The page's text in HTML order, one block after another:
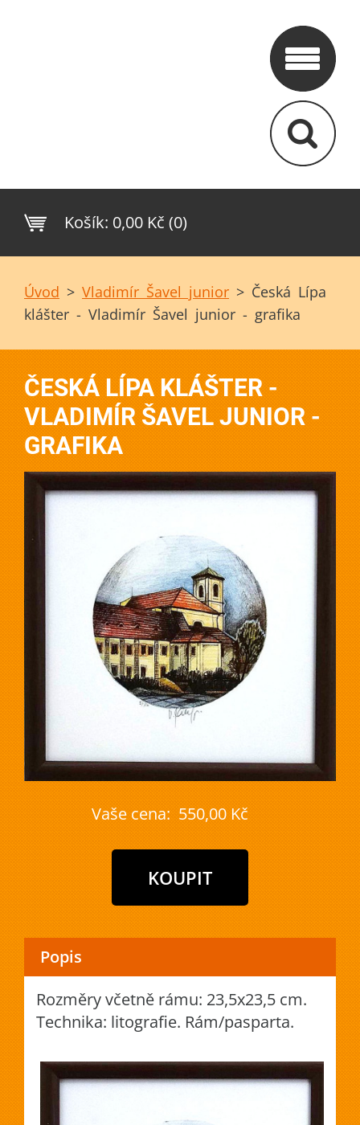
Košík: 0,00 Kč (0)
Úvod > Vladimír Šavel junior > Česká Lípa
klášter - Vladimír Šavel junior - grafika
ČESKÁ LÍPA KLÁŠTER -
VLADIMÍR ŠAVEL JUNIOR -
GRAFIKA
Vaše cena: 550,00 Kč
Popis
Rozměry včetně rámu: 23,5x23,5 cm.
Technika: litografie. Rám/pasparta.